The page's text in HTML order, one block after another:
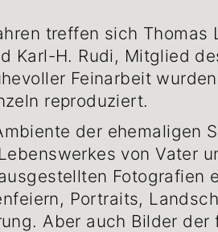
treffen sich Thomas
Karl-H. Rudi, Mitglied
Feinarbeit
reproduziert.
der ehemaligen
von Vater
Fotografien
Portraits,
Aber auch Bilder